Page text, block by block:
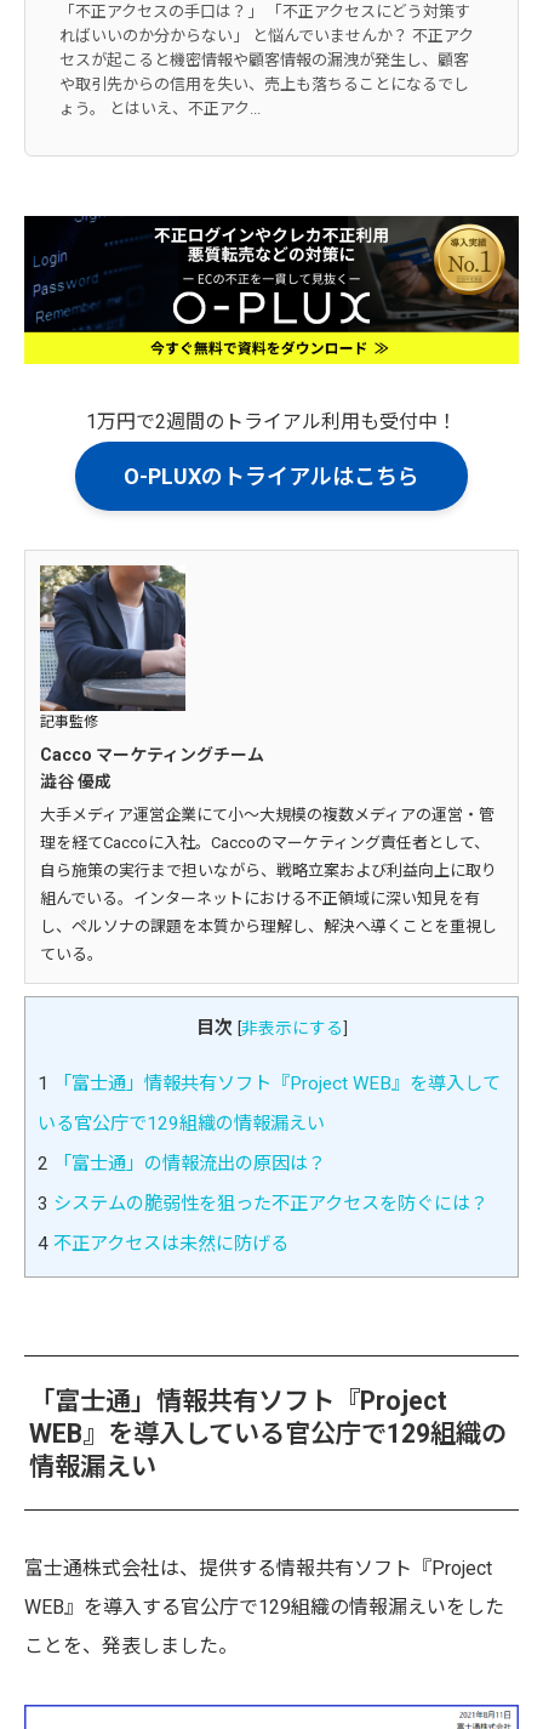
「不正アクセスの手口は？」 「不正アクセスにどう対策す
ればいいのか分からない」 と悩んでいませんか？ 不正アク
セスが起こると機密情報や顧客情報の漏洩が発生し、顧客
や取引先からの信用を失い、売上も落ちることになるでし
ょう。 とはいえ、不正アク...
1万円で2週間のトライアル利用も受付中！
O-PLUXのトライアルはこちら
記事監修
Cacco マーケティングチーム
澁谷 優成
大手メディア運営企業にて小～大規模の複数メディアの運営・管
理を経てCaccoに入社。Caccoのマーケティング責任者として、
自ら施策の実行まで担いながら、戦略立案および利益向上に取り
組んでいる。インターネットにおける不正領域に深い知見を有
し、ペルソナの課題を本質から理解し、解決へ導くことを重視し
ている。
目次 [非表示にする]
1
「富士通」情報共有ソフト『Project WEB』を導入して
いる官公庁で129組織の情報漏えい
2 「富士通」の情報流出の原因は？
3 システムの脆弱性を狙った不正アクセスを防ぐには？
4 不正アクセスは未然に防げる
「富士通」情報共有ソフト『Project
WEB』を導入している官公庁で129組織の
情報漏えい
富士通株式会社は、提供する情報共有ソフト『Project
WEB』を導入する官公庁で129組織の情報漏えいをした
ことを、発表しました。